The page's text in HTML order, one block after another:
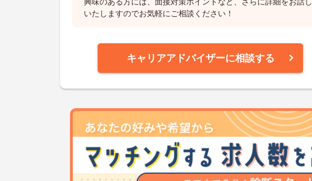
いたしますのでお気軽にご相談ください！
キャリアアドバイザーに相談する